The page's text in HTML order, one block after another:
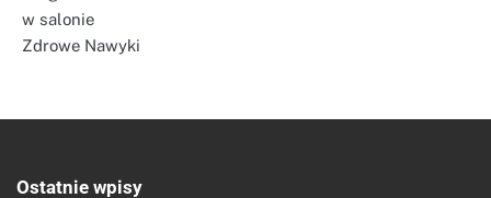
w salonie
Zdrowe Nawyki
Ostatnie wpisy